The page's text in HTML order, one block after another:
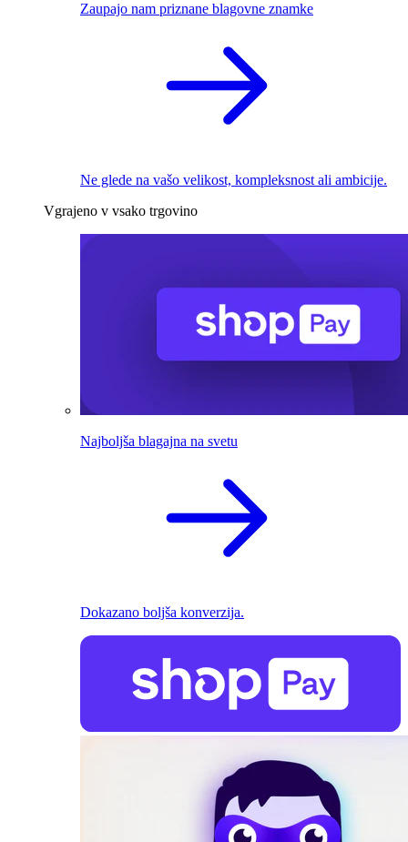
Zaupajo nam priznane blagovne znamke
Ne glede na vašo velikost, kompleksnost ali ambicije.
Vgrajeno v vsako trgovino
Najboljša blagajna na svetu
Dokazano boljša konverzija.